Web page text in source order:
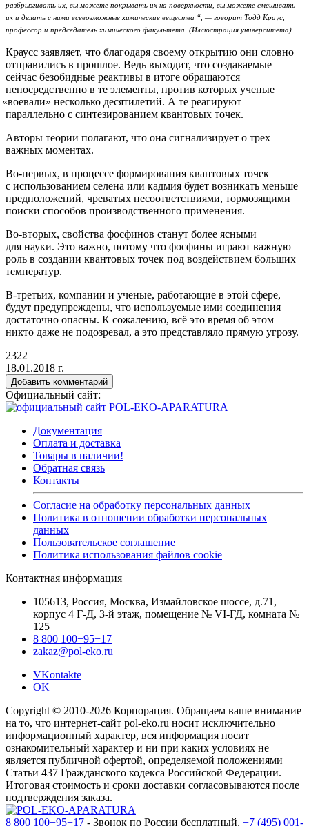
разбрызгивать их, вы можете покрывать их на поверхности, вы можете смешивать
их и делать с ними всевозможные химические вещества “, — говорит Тодд Краус,
профессор и председатель химического факультета. (Иллюстрация университета)
Краусс заявляет, что благодаря своему открытию они словно
отправились в прошлое. Ведь выходит, что создаваемые
сейчас безобидные реактивы в итоге обращаются
непосредственно в те элементы, против которых ученые
«воевали» несколько десятилетий. А те реагируют
параллельно с синтезированием квантовых точек.
Авторы теории полагают, что она сигнализирует о трех
важных моментах.
Во-первых, в процессе формирования квантовых точек
с использованием селена или кадмия будет возникать меньше
предположений, чреватых несоответствиями, тормозящими
поиски способов производственного применения.
Во-вторых, свойства фосфинов станут более ясными
для науки. Это важно, потому что фосфины играют важную
роль в создании квантовых точек под воздействием больших
температур.
В-третьих, компании и ученые, работающие в этой сфере,
будут предупреждены, что используемые ими соединения
достаточно опасны. К сожалению, всё это время об этом
никто даже не подозревал, а это представляло прямую угрозу.
2322
18.01.2018 г.
Добавить комментарий
Официальный сайт:
Документация
Оплата и доставка
Товары в наличии!
Обратная связь
Контакты
Согласие на обработку персональных данных
Политика в отношении обработки персональных
данных
Пользовательское соглашение
Политика использования файлов cookie
Контактная информация
105613, Россия, Москва, Измайловское шоссе, д.71,
корпус 4 Г-Д, 3-й этаж, помещение № VI-ГД, комната №
125
8 800 100−95−17
zakaz@pol-eko.ru
VKontakte
OK
Copyright © 2010-2026 Корпорация. Обращаем ваше внимание
на то, что интернет-сайт pol-eko.ru носит исключительно
информационный характер, вся информация носит
ознакомительный характер и ни при каких условиях не
является публичной офертой, определяемой положениями
Статьи 437 Гражданского кодекса Российской Федерации.
Итоговая стоимость и сроки доставки согласовываются после
подтверждения заказа.
8 800 100−95−17 - Звонок по России бесплатный, +7 (495) 001-